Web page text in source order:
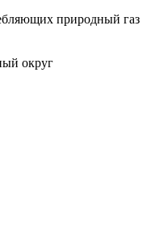
природный газ
округ